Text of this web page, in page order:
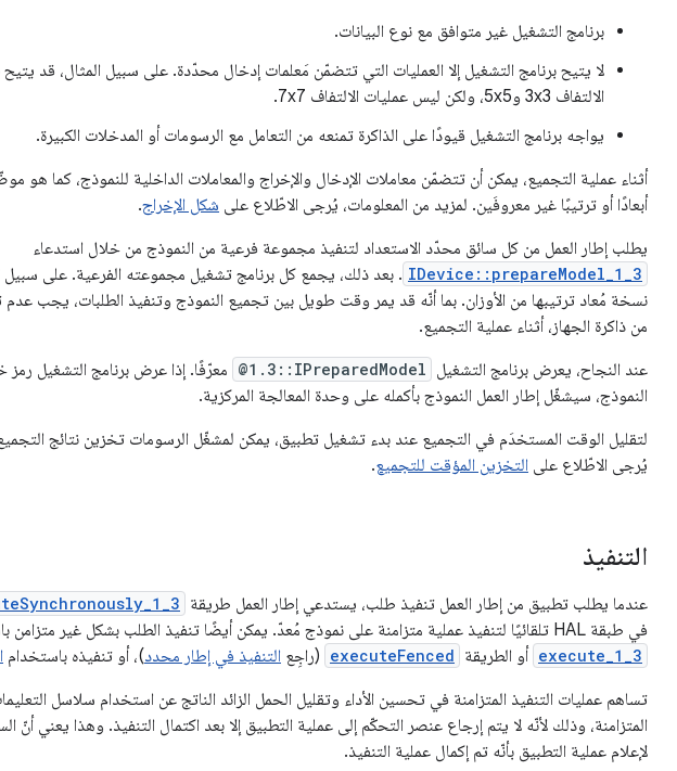
برنامج التشغيل غير متوافق مع نوع البيانات.
لا يتيح برنامج التشغيل إلا العمليات التي تتضمّن مَعلمات إدخال محدّدة. على سبيل المثال، قد يتيح
الالتفاف 3x3 و5x5، ولكن ليس عمليات الالتفاف 7x7.
يواجه برنامج التشغيل قيودًا على الذاكرة تمنعه من التعامل مع الرسومات أو المدخلات الكبيرة.
أثناء عملية التجميع، يمكن أن تتضمّن معاملات الإدخال والإخراج والمعاملات الداخلية للنموذج، كما هو
أبعادًا أو ترتيبًا غير معروفَين. لمزيد من المعلومات، يُرجى الاطّلاع على شكل الإخراج.
يطلب إطار العمل من كل سائق محدّد الاستعداد لتنفيذ مجموعة فرعية من النموذج من خلال استدعاء
IDevice::prepareModel_1_3 . بعد ذلك، يجمع كل برنامج تشغيل مجموعته الفرعية. على سبيل
نسخة مُعاد ترتيبها من الأوزان. بما أنّه قد يمر وقت طويل بين تجميع النموذج وتنفيذ الطلبات، يجب
من ذاكرة الجهاز، أثناء عملية التجميع.
عند النجاح، يعرض برنامج التشغيل @1.3::IPreparedModel معرّفًا. إذا عرض برنامج التشغيل
النموذج، سيشغّل إطار العمل النموذج بأكمله على وحدة المعالجة المركزية.
لتقليل الوقت المستخدَم في التجميع عند بدء تشغيل تطبيق، يمكن لمشغّل الرسومات تخزين نتائج
يُرجى الاطّلاع على التخزين المؤقت للتجميع.
التنفيذ
عندما يطلب تطبيق من إطار العمل تنفيذ طلب، يستدعي إطار العمل طريقة
في طبقة HAL تلقائيًا لتنفيذ عملية متزامنة على نموذج مُعدّ. يمكن أيضًا تنفيذ الطلب بشكل غير متزامن باستخدام الطريقة
execute_1_3 أو الطريقة executeFenced (راجِع التنفيذ في إطار محدد)، أو تنفيذه باستخدام
تساهم عمليات التنفيذ المتزامنة في تحسين الأداء وتقليل الحمل الزائد الناتج عن استخدام سلاسل
المتزامنة، وذلك لأنّه لا يتم إرجاع عنصر التحكّم إلى عملية التطبيق إلا بعد اكتمال التنفيذ. وهذا يعني أنّ
لإعلام عملية التطبيق بأنّه تم إكمال عملية التنفيذ.